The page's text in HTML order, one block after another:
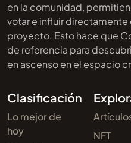
en la comunidad,
votar e influir directamente
proyecto. Esto hace que
de referencia para
en ascenso en el espacio
Clasificación
Lo mejor de
hoy
NFT